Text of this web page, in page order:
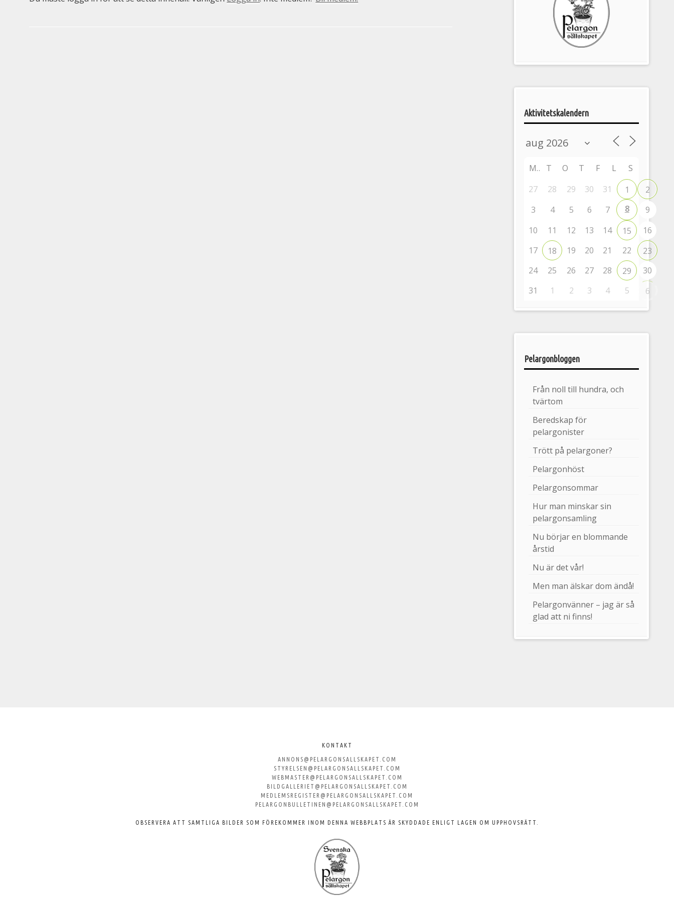
Pelargonsällskapets
aktiviteter
Aktivitetskalendern
M T O T F L
S
27
28 29 30 31 1
2
3
4 5 6 7 8
9
10
11 12 13 14 15
16
17
18 19 20 21 22
23
24
25 26 27 28 29
30
31
1 2 3 4 5 6
Pelargonbloggen
Från noll till hundra, och
tvärtom
Beredskap för
pelargonister
Trött på pelargoner?
Pelargonhöst
Pelargonsommar
Hur man minskar sin
pelargonsamling
Nu börjar en blommande
årstid
Nu är det vår!
Men man älskar dom ändå!
Pelargonvänner – jag är så
glad att ni finns!
KONTAKT
ANNONS@PELARGONSALLSKAPET.COM
STYRELSEN@PELARGONSALLSKAPET.COM
WEBMASTER@PELARGONSALLSKAPET.COM
BILDGALLERIET@PELARGONSALLSKAPET.COM
MEDLEMSREGISTER@PELARGONSALLSKAPET.COM
PELARGONBULLETINEN@PELARGONSALLSKAPET.COM
OBSERVERA ATT SAMTLIGA BILDER SOM FÖREKOMMER INOM DENNA WEBBPLATS ÄR SKYDDADE ENLIGT LAGEN OM UPPHOVSRÄTT.